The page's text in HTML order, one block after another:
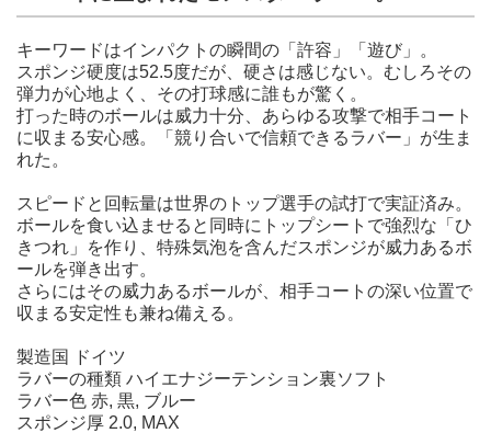
キーワードはインパクトの瞬間の「許容」「遊び」。
スポンジ硬度は52.5度だが、硬さは感じない。むしろその
弾力が心地よく、その打球感に誰もが驚く。
打った時のボールは威力十分、あらゆる攻撃で相手コート
に収まる安心感。「競り合いで信頼できるラバー」が生ま
れた。
スピードと回転量は世界のトップ選手の試打で実証済み。
ボールを食い込ませると同時にトップシートで強烈な「ひ
きつれ」を作り、特殊気泡を含んだスポンジが威力あるボ
ールを弾き出す。
さらにはその威力あるボールが、相手コートの深い位置で
収まる安定性も兼ね備える。
製造国 ドイツ
ラバーの種類 ハイエナジーテンション裏ソフト
ラバー色 赤, 黒, ブルー
スポンジ厚 2.0, MAX